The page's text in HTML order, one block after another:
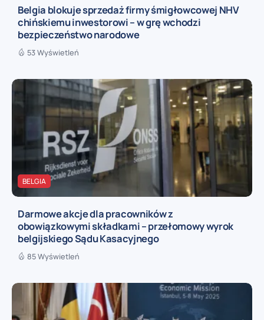
Belgia blokuje sprzedaż firmy śmigłowcowej NHV
chińskiemu inwestorowi – w grę wchodzi
bezpieczeństwo narodowe
53 Wyświetleń
BELGIA
Darmowe akcje dla pracowników z
obowiązkowymi składkami – przełomowy wyrok
belgijskiego Sądu Kasacyjnego
85 Wyświetleń